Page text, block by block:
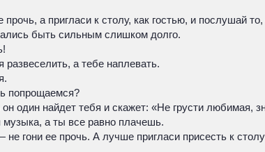
а пригласи к столу, как гостью, и послушай
быть сильным слишком долго.
а тебе наплевать.
попрощаемся?
один найдет тебя и скажет: «Не грусти любимая,
музыка, а ты все равно плачешь.
гони ее прочь. А лучше пригласи присесть к